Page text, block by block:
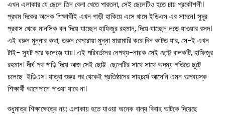
এখন এলাকার যে ছেলে তিন বেলা খেতে পারতনা, সেই ছেলেটিও হতে চায় প্রকৌশলী।
প্রথম দিকের অনেক শিক্ষার্থীই এখন গাড়ী হাকিয়ে এসে থামে ইডিএস এর সামনে। সুদূর
প্রবাস থেকে মানসিক বল দিয়ে যাচ্ছেন হাফিজুর রহমান, দিয়ে যাচ্ছেন লড়ে যাওয়ার রসদ।
এই ধরুন মুন্নার কথা; তরুন বেপরোয়া মুন্না মারামারি করে দিন কাটত যার, সে-ই এখন
টাই- স্যুট পরে কলেজে যায়। এই পরিবর্তনের নেপথ্য-নায়ক সেই ছোট্ট বালকটি, হাফিজুর
রহমান।‌ দীর্ঘ পথ পাড়ি দিয়ে আজ সেই ছোট্ট ছেলেটির সাথে সাথে অদম্য গতিতে ছুটে
চলেছে ইডিএস। যাত্রা শুরুর পর থেকেই প্রতিষ্ঠানের সাহচর্যে আসেনি এমন অল্পবয়স্ক
শিক্ষার্থী আশেপাশে পাওয়া যাবে না।
শুধুমাত্র শিক্ষাক্ষেত্রে নয়; এলাকায় হতে যাওয়া অনেক বাল্য বিবাহ আটকে দিয়েছে